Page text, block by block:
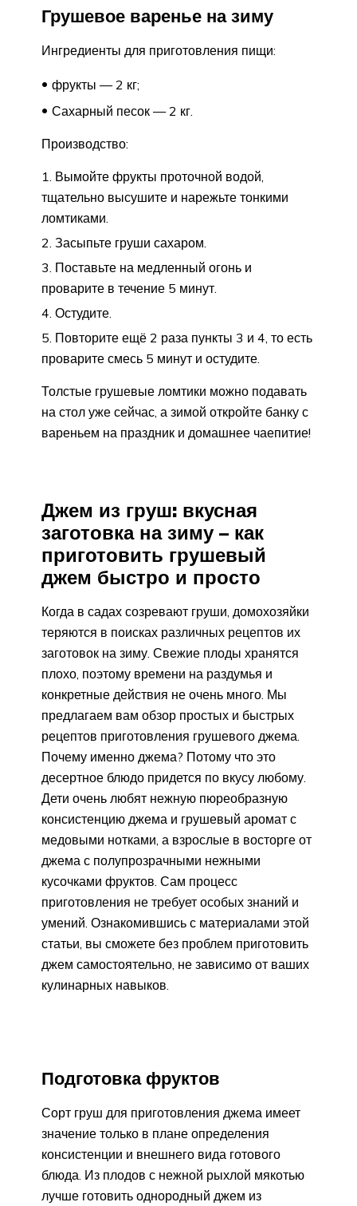
Грушевое варенье на зиму
Ингредиенты для приготовления пищи:
фрукты — 2 кг;
Сахарный песок — 2 кг.
Производство:
Вымойте фрукты проточной водой,
тщательно высушите и нарежьте тонкими
ломтиками.
Засыпьте груши сахаром.
Поставьте на медленный огонь и
проварите в течение 5 минут.
Остудите.
Повторите ещё 2 раза пункты 3 и 4, то есть
проварите смесь 5 минут и остудите.
Толстые грушевые ломтики можно подавать
на стол уже сейчас, а зимой откройте банку с
вареньем на праздник и домашнее чаепитие!
Джем из груш: вкусная
заготовка на зиму – как
приготовить грушевый
джем быстро и просто
Когда в садах созревают груши, домохозяйки
теряются в поисках различных рецептов их
заготовок на зиму. Свежие плоды хранятся
плохо, поэтому времени на раздумья и
конкретные действия не очень много. Мы
предлагаем вам обзор простых и быстрых
рецептов приготовления грушевого джема.
Почему именно джема? Потому что это
десертное блюдо придется по вкусу любому.
Дети очень любят нежную пюреобразную
консистенцию джема и грушевый аромат с
медовыми нотками, а взрослые в восторге от
джема с полупрозрачными нежными
кусочками фруктов. Сам процесс
приготовления не требует особых знаний и
умений. Ознакомившись с материалами этой
статьи, вы сможете без проблем приготовить
джем самостоятельно, не зависимо от ваших
кулинарных навыков.
Подготовка фруктов
Сорт груш для приготовления джема имеет
значение только в плане определения
консистенции и внешнего вида готового
блюда. Из плодов с нежной рыхлой мякотью
лучше готовить однородный джем из